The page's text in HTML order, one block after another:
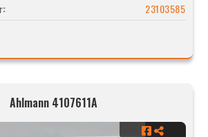
23103585
Ahlmann 4107611A